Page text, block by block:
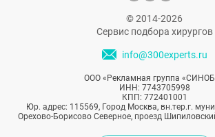
© 2014-2026
Сервис подбора хирургов
info@300experts.ru
ООО «Рекламная группа
ИНН: 7743705998
КПП: 772401001
Юр. адрес: 115569, Город Москва, вн.тер.г.
Орехово-Борисово Северное, проезд